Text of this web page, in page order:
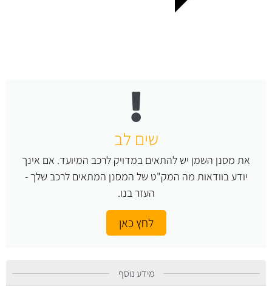
שים לב
את מסנן השמן יש להתאים במדויק לרכב המיועד. אם אינך
יודע בוודאות מה המק"ט של המסנן המתאים לרכב שלך -
העזר בנו.
לחץ כאן
מידע נוסף